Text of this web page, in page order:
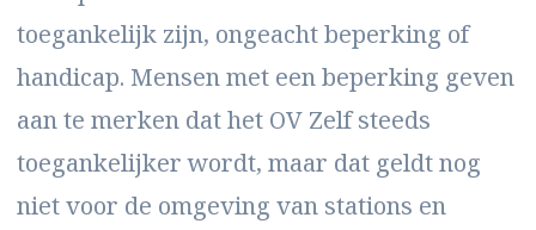
toegankelijk zijn, ongeacht beperking of
handicap. Mensen met een beperking geven
aan te merken dat het OV Zelf steeds
toegankelijker wordt, maar dat geldt nog
niet voor de omgeving van stations en